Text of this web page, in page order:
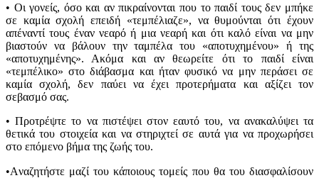
• Oι γονείς, όσο και αν πικραίνονται που το παιδί τους δεν μπήκε
σε καμία σχολή επειδή «τεμπέλιαζε», να θυμούνται ότι έχουν
απέναντί τους έναν νεαρό ή μια νεαρή και ότι καλό είναι να μην
βιαστούν να βάλουν την ταμπέλα του «αποτυχημένου» ή της
«αποτυχημένης». Ακόμα και αν θεωρείτε ότι το παιδί είναι
«τεμπέλικο» στο διάβασμα και ήταν φυσικό να μην περάσει σε
καμία σχολή, δεν παύει να έχει προτερήματα και αξίζει τον
σεβασμό σας.
• Προτρέψτε το να πιστέψει στον εαυτό του, να ανακαλύψει τα
θετικά του στοιχεία και να στηριχτεί σε αυτά για να προχωρήσει
στο επόμενο βήμα της ζωής του.
•Aναζητήστε μαζί του κάποιους τομείς που θα του διασφαλίσουν